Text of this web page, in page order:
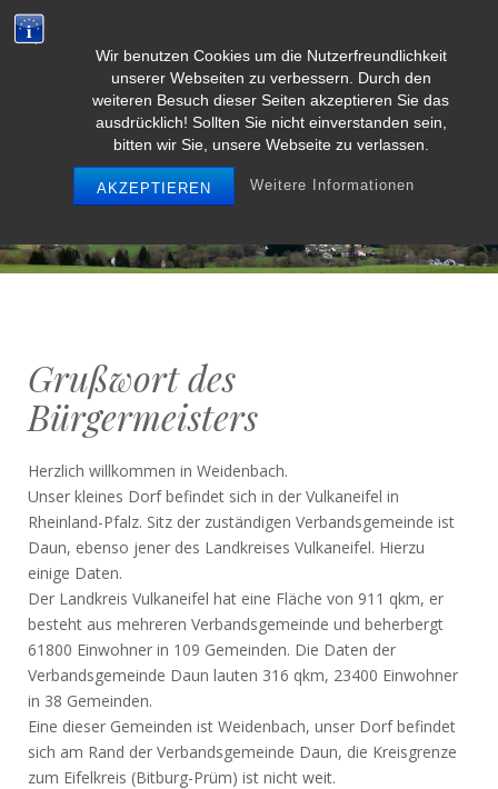
Wir benutzen Cookies um die Nutzerfreundlichkeit
unserer Webseiten zu verbessern. Durch den
weiteren Besuch dieser Seiten akzeptieren Sie das
ausdrücklich! Sollten Sie nicht einverstanden sein,
bitten wir Sie, unsere Webseite zu verlassen.
AKZEPTIEREN Weitere Informationen
Weidenbach/Eifel
MENU
Grußwort des
Bürgermeisters
Herzlich willkommen in Weidenbach.
Unser kleines Dorf befindet sich in der Vulkaneifel in
Rheinland-Pfalz. Sitz der zuständigen Verbandsgemeinde ist
Daun, ebenso jener des Landkreises Vulkaneifel. Hierzu
einige Daten.
Der Landkreis Vulkaneifel hat eine Fläche von 911 qkm, er
besteht aus mehreren Verbandsgemeinde und beherbergt
61800 Einwohner in 109 Gemeinden. Die Daten der
Verbandsgemeinde Daun lauten 316 qkm, 23400 Einwohner
in 38 Gemeinden.
Eine dieser Gemeinden ist Weidenbach, unser Dorf befindet
sich am Rand der Verbandsgemeinde Daun, die Kreisgrenze
zum Eifelkreis (Bitburg-Prüm) ist nicht weit.